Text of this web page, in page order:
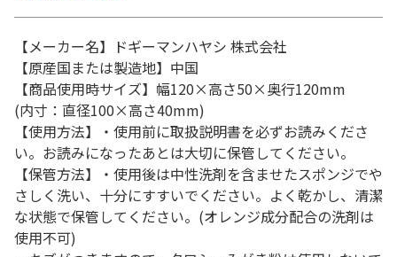
【メーカー名】ドギーマンハヤシ 株式会社
【原産国または製造地】中国
【商品使用時サイズ】幅120×高さ50×奥行120mm
(内寸：直径100×高さ40mm)
【使用方法】・使用前に取扱説明書を必ずお読みくださ
い。お読みになったあとは大切に保管してください。
【保管方法】・使用後は中性洗剤を含ませたスポンジでや
さしく洗い、十分にすすいでください。よく乾かし、清潔
な状態で保管してください。(オレンジ成分配合の洗剤は
使用不可)